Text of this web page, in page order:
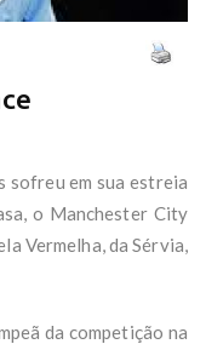
sofreu em sua estreia
o Manchester City
Vermelha, da Sérvia,
da competição na